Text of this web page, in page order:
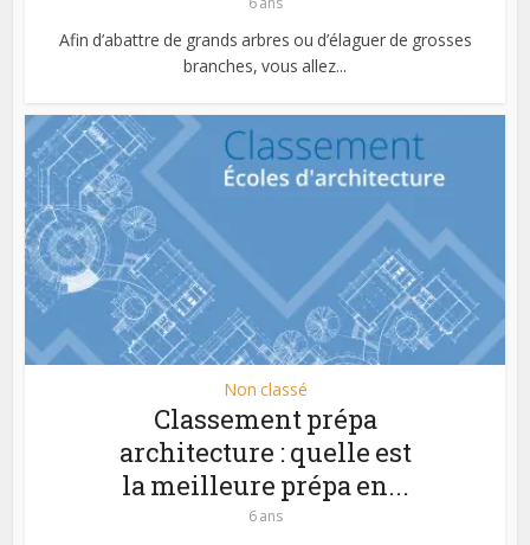
Afin d’abattre de grands arbres ou d’élaguer de grosses
branches, vous allez...
Non classé
Classement prépa
architecture : quelle est
la meilleure prépa en...
6 ans